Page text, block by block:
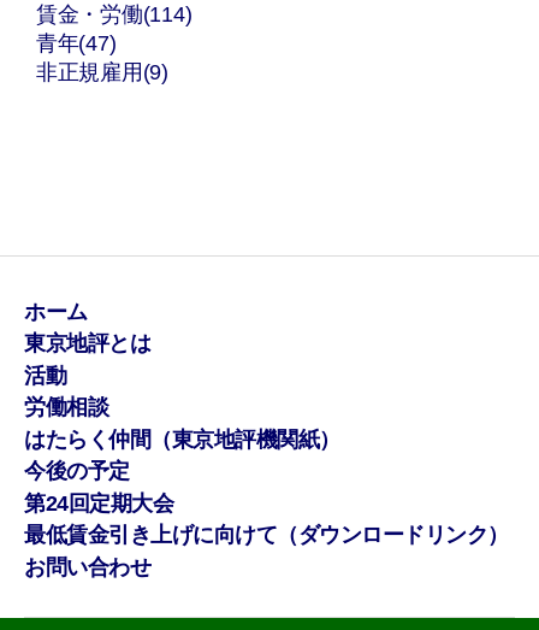
賃金・労働(114)
青年(47)
非正規雇用(9)
ホーム
東京地評とは
活動
労働相談
はたらく仲間（東京地評機関紙）
今後の予定
第24回定期大会
最低賃金引き上げに向けて（ダウンロードリンク）
お問い合わせ